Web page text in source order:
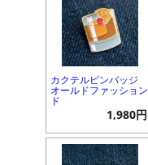
カクテルピンバッジ
オールドファッション
ド
1,980円